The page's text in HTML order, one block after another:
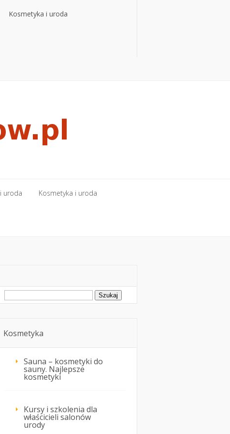
Kosmetyka i uroda
uroda Kosmetyka i uroda
Szukaj:
Kosmetyka
Sauna – kosmetyki do
sauny. Najlepsze
kosmetyki
Kursy i szkolenia dla
właścicieli salonów
urody